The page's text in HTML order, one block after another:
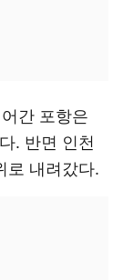
간 포항은
. 반면 인천
로 내려갔다.